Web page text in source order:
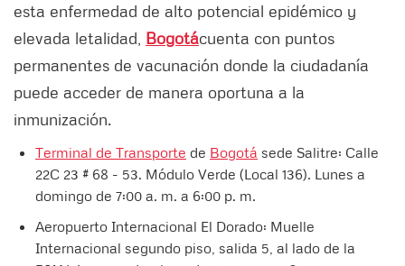
esta enfermedad de alto potencial epidémico y
elevada letalidad, Bogotácuenta con puntos
permanentes de vacunación donde la ciudadanía
puede acceder de manera oportuna a la
inmunización.
Terminal de Transporte de Bogotá sede Salitre: Calle
22C 23 # 68 - 53. Módulo Verde (Local 136). Lunes a
domingo de 7:00 a. m. a 6:00 p. m.
Aeropuerto Internacional El Dorado: Muelle
Internacional segundo piso, salida 5, al lado de la